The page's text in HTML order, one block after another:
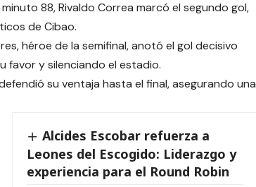
88, Rivaldo Correa marcó el segundo gol,
de Cibao.
héroe de la semifinal, anotó el gol decisivo
favor y silenciando el estadio.
su ventaja hasta el final, asegurando una
Alcides Escobar refuerza a
Leones del Escogido: Liderazgo y
experiencia para el Round Robin